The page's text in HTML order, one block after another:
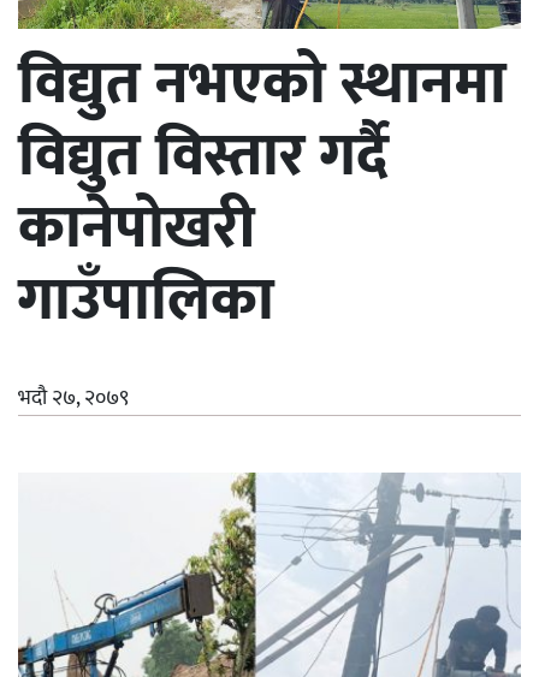
विद्युत नभएको स्थानमा
विद्युत विस्तार गर्दै
कानेपोखरी
गाउँपालिका
भदौ २७, २०७९